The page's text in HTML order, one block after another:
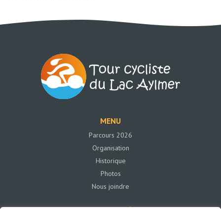
MENU
Parcours 2026
Organisation
Historique
Photos
Nous joindre